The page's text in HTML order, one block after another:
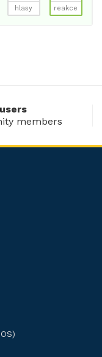
hlasy reakce
members